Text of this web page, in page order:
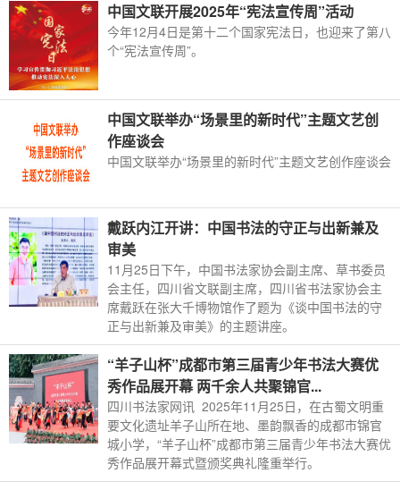
中国文联开展2025年“宪法宣传周”活动
今年12月4日是第十二个国家宪法日，也迎来了第八
个“宪法宣传周”。
中国文联举办“场景里的新时代”主题文艺创
作座谈会
中国文联举办“场景里的新时代”主题文艺创作座谈会
戴跃内江开讲：中国书法的守正与出新兼及
审美
11月25日下午，中国书法家协会副主席、草书委员
会主任，四川省文联副主席，四川省书法家协会主
席戴跃在张大千博物馆作了题为《谈中国书法的守
正与出新兼及审美》的主题讲座。
“羊子山杯”成都市第三届青少年书法大赛优
秀作品展开幕 两千余人共聚锦官...
四川书法家网讯 2025年11月25日，在古蜀文明重
要文化遗址羊子山所在地、墨韵飘香的成都市锦官
城小学，“羊子山杯”成都市第三届青少年书法大赛优
秀作品展开幕式暨颁奖典礼隆重举行。